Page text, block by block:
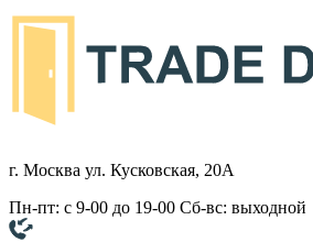
г. Москва ул. Кусковская, 20А
Пн-пт: с 9-00 до 19-00 Сб-вс: выходной